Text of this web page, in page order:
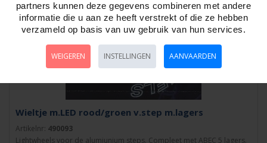
Wieltje m.LED rood/groen v.step m.lagers
Artikelnr: 490093
Lightwheels voor de alumiunium steps. Compleet met ABEC 5 lagers.
partners kunnen deze gegevens combineren met andere
informatie die u aan ze heeft verstrekt of die ze hebben
verzameld op basis van uw gebruik van hun services.
WEIGEREN INSTELLINGEN AANVAARDEN